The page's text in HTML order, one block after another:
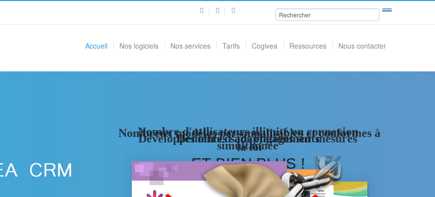
Accueil Nos logiciels Nos services Tarifs Cogivea Ressources Nous contacter
ET BIEN PLUS !
Développements d'adaptations sur mesures
Des offres sans engagements
Nombreux modèles personnalisables et conformes à
la loi
Nombre d'utilisateurs illimité en connexion
simultannée